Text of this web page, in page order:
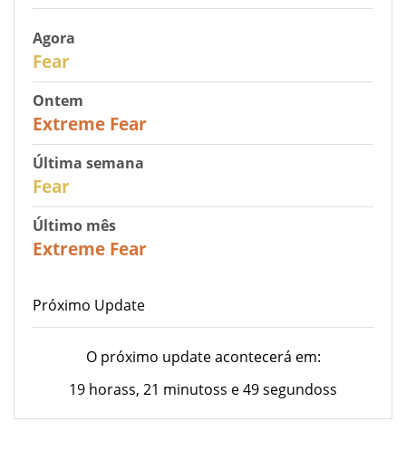
Agora
Fear
Ontem
Extreme Fear
Última semana
Fear
Último mês
Extreme Fear
Próximo Update
O próximo update acontecerá em:
19 horass, 21 minutoss e 49 segundoss